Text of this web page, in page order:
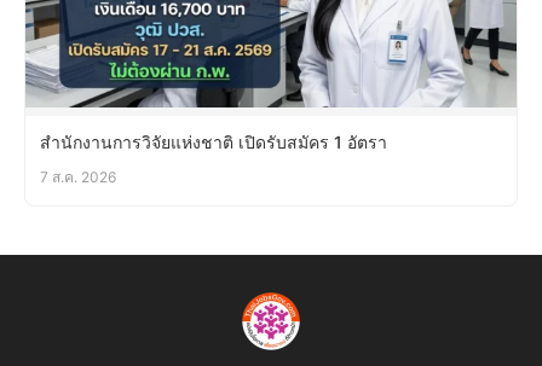
สำนักงานการวิจัยแห่งชาติ เปิดรับสมัคร 1 อัตรา
7 ส.ค. 2026